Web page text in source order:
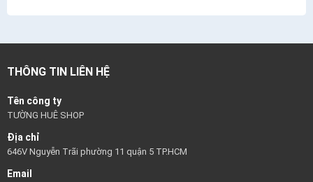
THÔNG TIN LIÊN HỆ
Tên công ty
TƯỜNG HUÊ SHOP
Địa chỉ
646V Nguyễn Trãi phường 11 quận 5 TP.HCM
Email